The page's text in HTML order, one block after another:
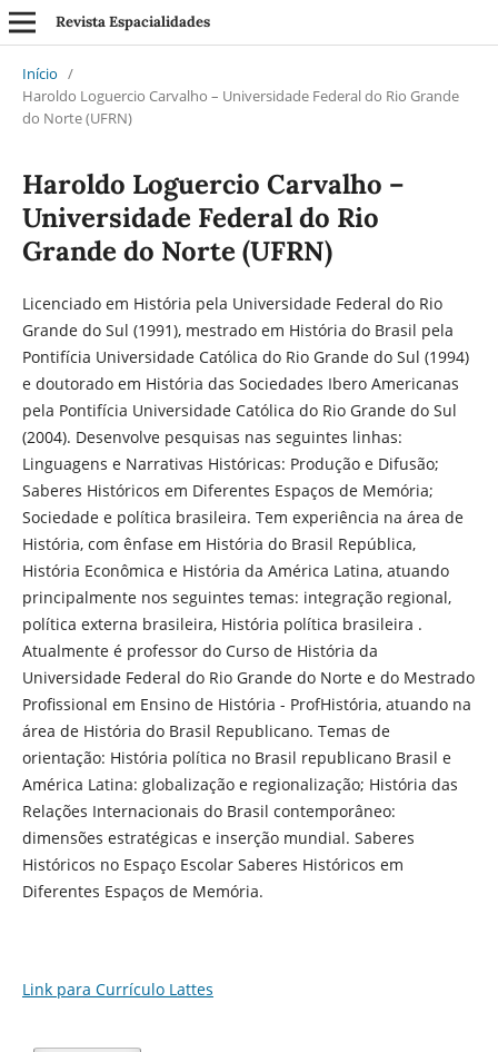
Revista Espacialidades
Início /
Haroldo Loguercio Carvalho – Universidade Federal do Rio Grande
do Norte (UFRN)
Haroldo Loguercio Carvalho –
Universidade Federal do Rio
Grande do Norte (UFRN)
Licenciado em História pela Universidade Federal do Rio
Grande do Sul (1991), mestrado em História do Brasil pela
Pontifícia Universidade Católica do Rio Grande do Sul (1994)
e doutorado em História das Sociedades Ibero Americanas
pela Pontifícia Universidade Católica do Rio Grande do Sul
(2004). Desenvolve pesquisas nas seguintes linhas:
Linguagens e Narrativas Históricas: Produção e Difusão;
Saberes Históricos em Diferentes Espaços de Memória;
Sociedade e política brasileira. Tem experiência na área de
História, com ênfase em História do Brasil República,
História Econômica e História da América Latina, atuando
principalmente nos seguintes temas: integração regional,
política externa brasileira, História política brasileira .
Atualmente é professor do Curso de História da
Universidade Federal do Rio Grande do Norte e do Mestrado
Profissional em Ensino de História - ProfHistória, atuando na
área de História do Brasil Republicano. Temas de
orientação: História política no Brasil republicano Brasil e
América Latina: globalização e regionalização; História das
Relações Internacionais do Brasil contemporâneo:
dimensões estratégicas e inserção mundial. Saberes
Históricos no Espaço Escolar Saberes Históricos em
Diferentes Espaços de Memória.
Link para Currículo Lattes